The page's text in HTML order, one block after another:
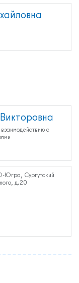
с
Югра, Сургутский
д.20